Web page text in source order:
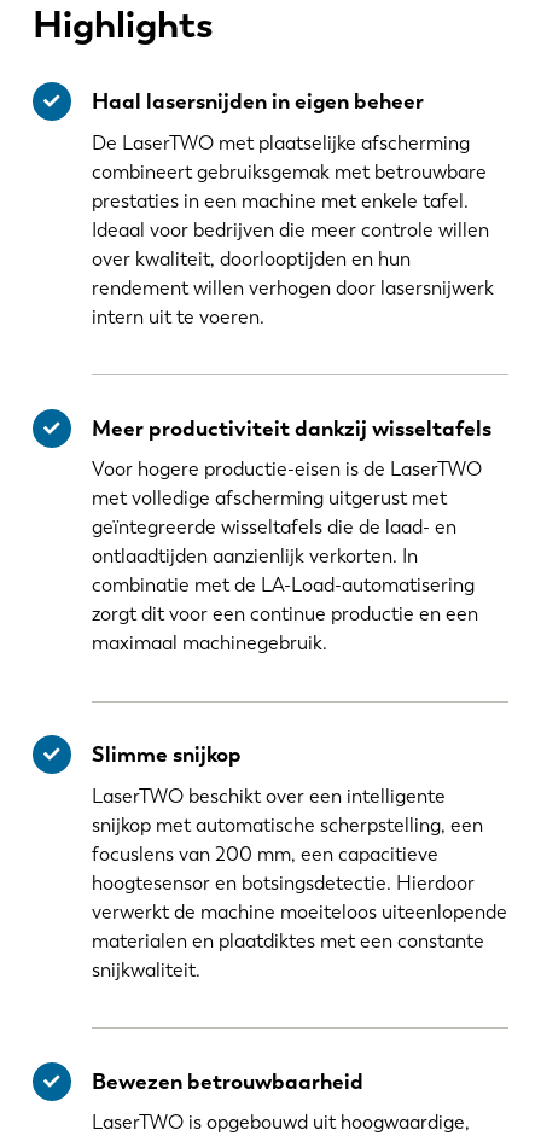
Highlights
Haal lasersnijden in eigen beheer
De LaserTWO met plaatselijke afscherming
combineert gebruiksgemak met betrouwbare
prestaties in een machine met enkele tafel.
Ideaal voor bedrijven die meer controle willen
over kwaliteit, doorlooptijden en hun
rendement willen verhogen door lasersnijwerk
intern uit te voeren.
Meer productiviteit dankzij wisseltafels
Voor hogere productie-eisen is de LaserTWO
met volledige afscherming uitgerust met
geïntegreerde wisseltafels die de laad- en
ontlaadtijden aanzienlijk verkorten. In
combinatie met de LA-Load-automatisering
zorgt dit voor een continue productie en een
maximaal machinegebruik.
Slimme snijkop
LaserTWO beschikt over een intelligente
snijkop met automatische scherpstelling, een
focuslens van 200 mm, een capacitieve
hoogtesensor en botsingsdetectie. Hierdoor
verwerkt de machine moeiteloos uiteenlopende
materialen en plaatdiktes met een constante
snijkwaliteit.
Bewezen betrouwbaarheid
LaserTWO is opgebouwd uit hoogwaardige,